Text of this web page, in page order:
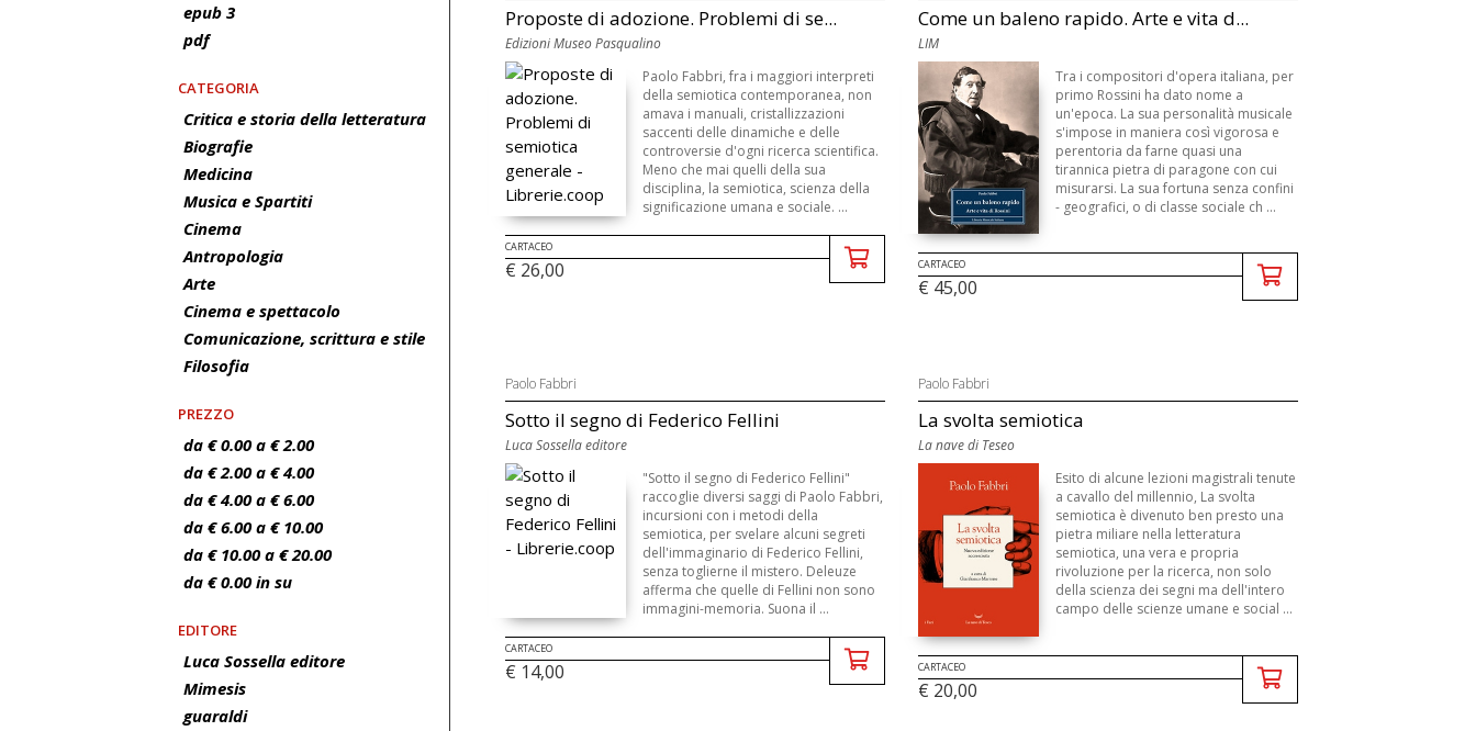
epub 3
pdf
CATEGORIA
Critica e storia della letteratura
Biografie
Medicina
Musica e Spartiti
Cinema
Antropologia
Arte
Cinema e spettacolo
Comunicazione, scrittura e stile
Filosofia
PREZZO
da € 0.00 a € 2.00
da € 2.00 a € 4.00
da € 4.00 a € 6.00
da € 6.00 a € 10.00
da € 10.00 a € 20.00
da € 0.00 in su
EDITORE
Luca Sossella editore
Mimesis
guaraldi
Proposte di adozione. Problemi di se...
Edizioni Museo Pasqualino
Paolo Fabbri, fra i maggiori interpreti
della semiotica contemporanea, non
amava i manuali, cristallizzazioni
saccenti delle dinamiche e delle
controversie d'ogni ricerca scientifica.
Meno che mai quelli della sua
disciplina, la semiotica, scienza della
significazione umana e sociale. ...
CARTACEO
€ 26,00
Come un baleno rapido. Arte e vita d...
LIM
Tra i compositori d'opera italiana, per
primo Rossini ha dato nome a
un'epoca. La sua personalità musicale
s'impose in maniera così vigorosa e
perentoria da farne quasi una
tirannica pietra di paragone con cui
misurarsi. La sua fortuna senza confini
- geografici, o di classe sociale ch ...
CARTACEO
€ 45,00
Paolo Fabbri
Sotto il segno di Federico Fellini
Luca Sossella editore
"Sotto il segno di Federico Fellini"
raccoglie diversi saggi di Paolo Fabbri,
incursioni con i metodi della
semiotica, per svelare alcuni segreti
dell'immaginario di Federico Fellini,
senza toglierne il mistero. Deleuze
afferma che quelle di Fellini non sono
immagini-memoria. Suona il ...
CARTACEO
€ 14,00
Paolo Fabbri
La svolta semiotica
La nave di Teseo
Esito di alcune lezioni magistrali tenute
a cavallo del millennio, La svolta
semiotica è divenuto ben presto una
pietra miliare nella letteratura
semiotica, una vera e propria
rivoluzione per la ricerca, non solo
della scienza dei segni ma dell'intero
campo delle scienze umane e social ...
CARTACEO
€ 20,00